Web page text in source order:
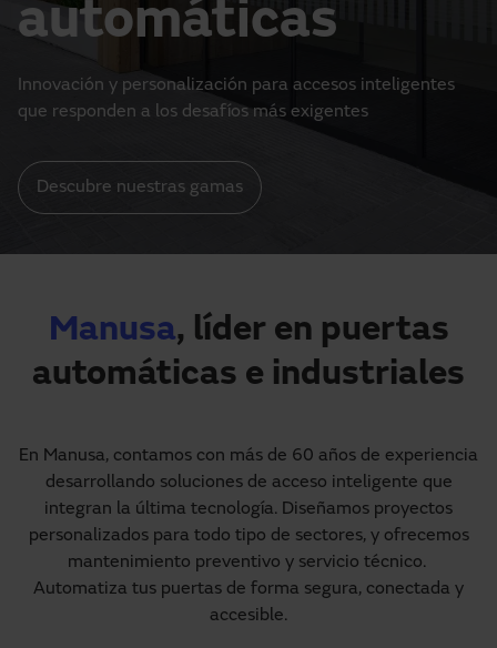
Descargas
automáticas
Innovación y personalización para accesos inteligentes
que responden a los desafíos más exigentes
Descubre nuestras gamas
Manusa, líder en puertas
automáticas e industriales
En Manusa, contamos con más de 60 años de experiencia
desarrollando soluciones de acceso inteligente que
integran la última tecnología. Diseñamos proyectos
personalizados para todo tipo de sectores, y ofrecemos
mantenimiento preventivo y servicio técnico.
Automatiza tus puertas de forma segura, conectada y
accesible.